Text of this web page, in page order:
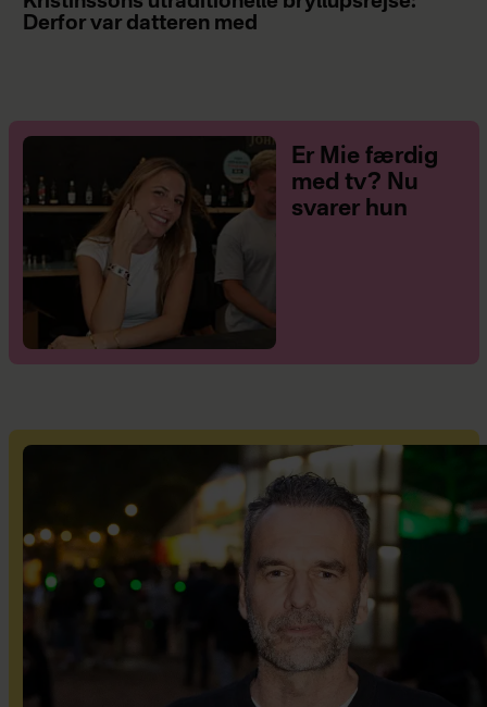
Derfor var datteren med
Er Mie færdig
med tv? Nu
svarer hun